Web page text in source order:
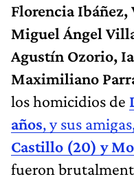
Florencia Ibáñez,
Miguel Ángel
Agustín Ozorio,
Maximiliano
los homicidios de
años, y sus
Castillo (20) y
fueron